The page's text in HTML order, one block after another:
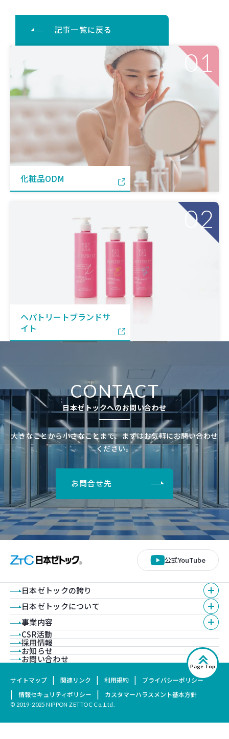
記事一覧に戻る
01
化粧品ODM
02
ヘパトリートブランドサ
イト
CONTACT
日本ゼトックへのお問い合わせ
大きなことから小さなことまで、まずはお気軽にお問い合わせ
ください。
お問合せ先
公式YouTube
日本ゼトックの誇り
日本ゼトックについて
事業内容
CSR活動
採用情報
お知らせ
お問い合わせ
Page Top
サイトマップ 関連リンク 利用規約
プライバシーポリシー
情報セキュリティポリシー
カスタマーハラスメント基本方針
© 2019-2025 NIPPON ZETTOC Co.,Ltd.